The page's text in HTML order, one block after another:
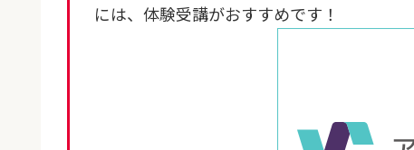
には、体験受講がおすすめです！